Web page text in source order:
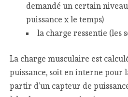
demandé un certain
puissance x le temps)
la charge ressentie (les
La charge musculaire est
puissance, soit en interne pour
partir d’un capteur de